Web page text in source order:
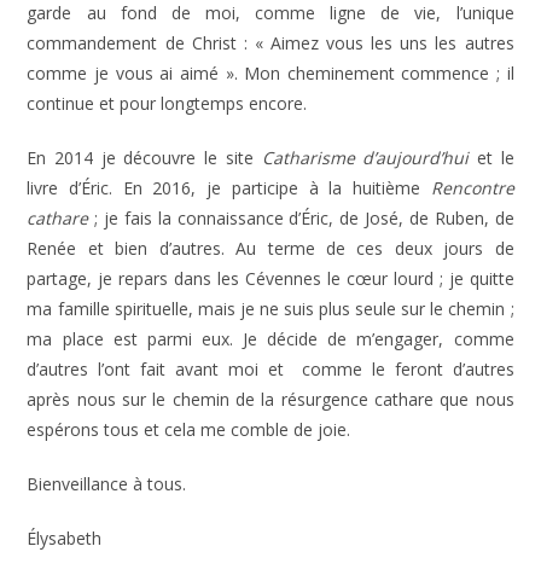
garde au fond de moi, comme ligne de vie, l’unique
commandement de Christ : « Aimez vous les uns les autres
comme je vous ai aimé ». Mon cheminement commence ; il
continue et pour longtemps encore.
En 2014 je découvre le site Catharisme d’aujourd’hui et le
livre d’Éric. En 2016, je participe à la huitième Rencontre
cathare; je fais la connaissance d’Éric, de José, de Ruben, de
Renée et bien d’autres. Au terme de ces deux jours de
partage, je repars dans les Cévennes le cœur lourd ; je quitte
ma famille spirituelle, mais je ne suis plus seule sur le chemin ;
ma place est parmi eux. Je décide de m’engager, comme
d’autres l’ont fait avant moi et comme le feront d’autres
après nous sur le chemin de la résurgence cathare que nous
espérons tous et cela me comble de joie.
Bienveillance à tous.
Élysabeth